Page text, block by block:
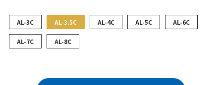
AL-3C AL-3.5C AL-4C AL-5C AL-6C
AL-7C AL-8C